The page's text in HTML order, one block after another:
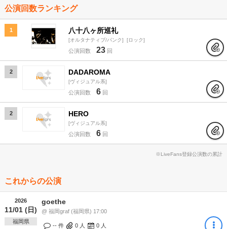
公演回数ランキング
1 八十八ヶ所巡礼
オルタナティブ/パンク ロック
公演回数 23 回
2 DADAROMA
ヴィジュアル系
公演回数 6 回
2 HERO
ヴィジュアル系
公演回数 6 回
※LiveFans登録公演数の累計
これからの公演
2026
11/01 (日)
福岡県
goethe
@ 福岡graf (福岡県) 17:00
-- 件 0 人 0 人